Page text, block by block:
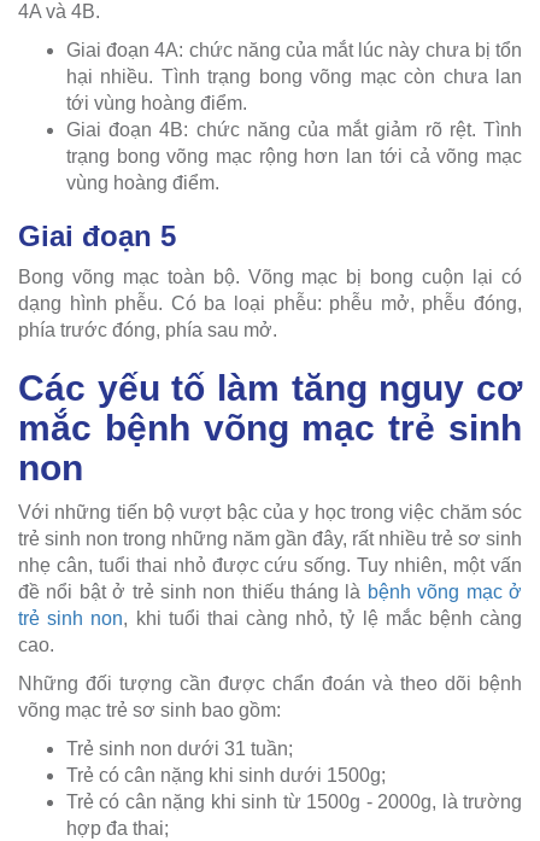
4A và 4B.
Giai đoạn 4A: chức năng của mắt lúc này chưa bị tổn
hại nhiều. Tình trạng bong võng mạc còn chưa lan
tới vùng hoàng điểm.
Giai đoạn 4B: chức năng của mắt giảm rõ rệt. Tình
trạng bong võng mạc rộng hơn lan tới cả võng mạc
vùng hoàng điểm.
Giai đoạn 5
Bong võng mạc toàn bộ. Võng mạc bị bong cuộn lại có
dạng hình phễu. Có ba loại phễu: phễu mở, phễu đóng,
phía trước đóng, phía sau mở.
Các yếu tố làm tăng nguy cơ
mắc bệnh võng mạc trẻ sinh
non
Với những tiến bộ vượt bậc của y học trong việc chăm sóc
trẻ sinh non trong những năm gần đây, rất nhiều trẻ sơ sinh
nhẹ cân, tuổi thai nhỏ được cứu sống. Tuy nhiên, một vấn
đề nổi bật ở trẻ sinh non thiếu tháng là bệnh võng mạc ở
trẻ sinh non, khi tuổi thai càng nhỏ, tỷ lệ mắc bệnh càng
cao.
Những đối tượng cần được chẩn đoán và theo dõi bệnh
võng mạc trẻ sơ sinh bao gồm:
Trẻ sinh non dưới 31 tuần;
Trẻ có cân nặng khi sinh dưới 1500g;
Trẻ có cân nặng khi sinh từ 1500g - 2000g, là trường
hợp đa thai;